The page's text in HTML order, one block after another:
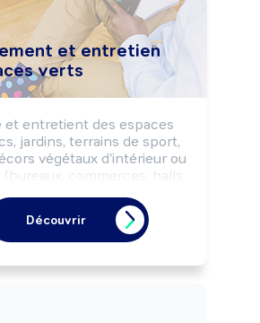
et entretien
verts
et entretient des espaces
jardins, terrains de sport,
végétaux d'intérieur ou
(bureaux, commerces, halls
et la réglementation
environnementale.
des ouvrages
du mobilier urbain.
Découvrir